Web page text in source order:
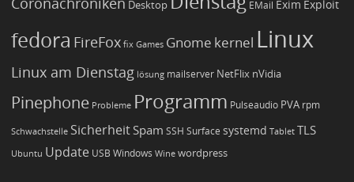
Desktop EMail Exim Exploit
fedora FireFox fix Games Gnome kernel Linux
Linux am Dienstag lösung mailserver NetFlix nVidia
Pinephone Probleme Programm Pulseaudio PVA rpm
Schwachstelle Sicherheit Spam SSH Surface systemd Tablet TLS
Ubuntu Update USB Windows Wine wordpress